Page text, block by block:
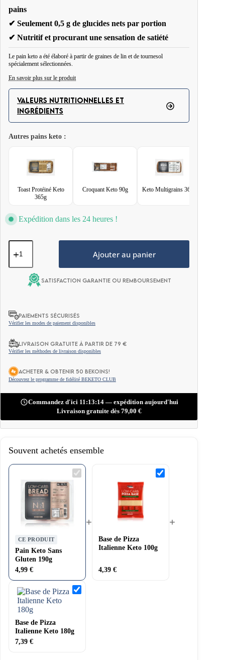
pains
✔ Seulement 0,5 g de glucides nets par portion
✔ Nutritif et procurant une sensation de satiété
Le pain keto a été élaboré à partir de graines de lin et de tournesol
spécialement sélectionnées.
En savoir plus sur le produit
Créé à partir de farines et de grains pauvres en glucides spécialement
sélectionnés. Riche en fibres et protéines.
VALEURS NUTRITIONNELLES ET
INGRÉDIENTS
Autres pains keto :
Toast Protéiné Keto
365g
Croquant Keto 90g Keto Multigrains 360g
Expédition dans les 24 heures !
quantité
Keto
Gluten
Ajouter au panier
Satisfaction garantie ou remboursement
PAIEMENTS SÉCURISÉS
Vérifier les modes de paiement disponibles
LIVRAISON GRATUITE À PARTIR DE 79 €
Vérifier les méthodes de livraison disponibles
ACHETER & OBTENIR 50 BEKOINS!
Découvrez le programme de fidélité BEKETO CLUB
Commandez d'ici 11:13:12 — expédition aujourd'hui
Livraison gratuite dès 79,00 €
Souvent achetés ensemble
Pain
Keto
CE PRODUIT
Pain Keto Sans
Gluten 190g
4,99 €
+
Base
de
Base de Pizza
Italienne Keto 100g
4,39€
+
Base
de
Base de Pizza
Italienne Keto 180g
7,39 €